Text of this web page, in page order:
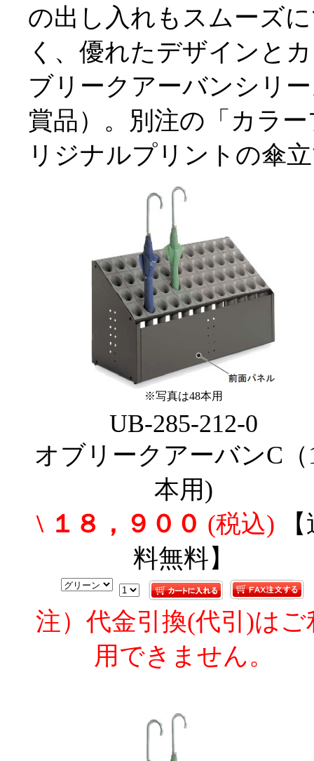
の出し入れもスムーズ
く、優れたデザインと
ブリークアーバンシリ
賞品）。別注の「カラ
リジナルプリントの傘
※写真は48本用
UB-285-212-0
オブリークアーバンC（
本用)
\ １８，９００ (税込)
料無料】
注）代金引換(代引)はご
用できません。